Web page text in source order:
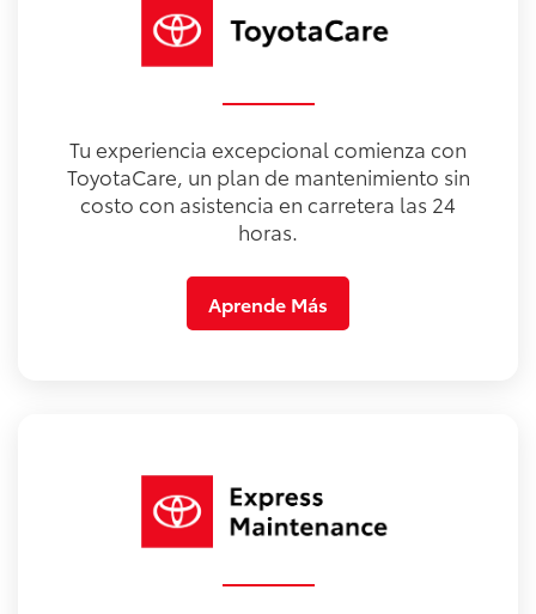
Tu experiencia excepcional comienza con
ToyotaCare, un plan de mantenimiento sin
costo con asistencia en carretera las 24
horas.
Aprende Más